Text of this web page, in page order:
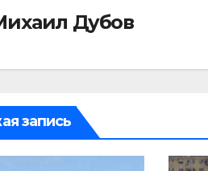
Дубов
запись